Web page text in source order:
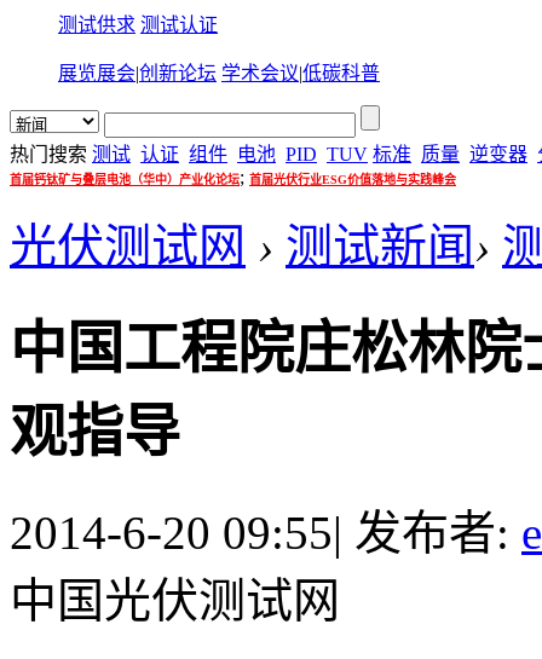
测试供求 测试认证
展览展会|创新论坛 学术会议|低碳科普
热门搜索 测试 认证 组件 电池 PID TUV 标准 质量 逆变器
首届钙钛矿与叠层电池（华中）产业化论坛; 首届光伏行业ESG价值落地与实践峰会
光伏测试网 › 测试新闻›
中国工程院庄松林
观指导
2014-6-20 09:55| 发布者:
中国光伏测试网